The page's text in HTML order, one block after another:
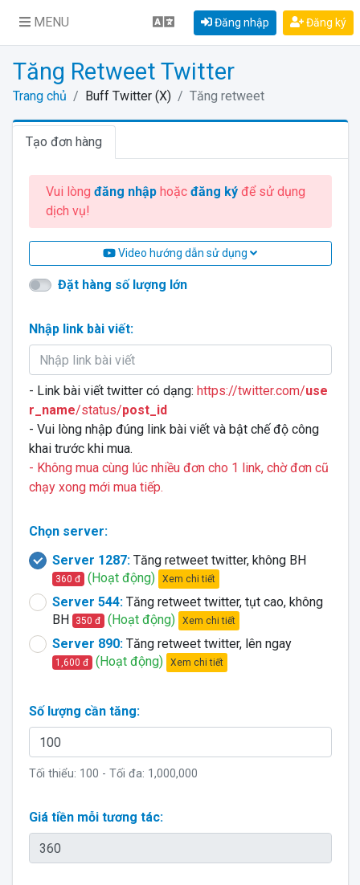
MENU Đăng nhập Đăng ký
Tăng Retweet Twitter
Trang chủ Buff Twitter (X) Tăng retweet
Tạo đơn hàng
Vui lòng đăng nhậphoặc đăng kýđể sử dụng
dịch vụ!
Video hướng dẫn sử dụng
Đặt hàng số lượng lớn
Nhập link bài viết:
- Link bài viết twitter có dạng: https://twitter.com/use
r_name/status/post_id
- Vui lòng nhập đúng link bài viết và bật chế độ công
khai trước khi mua.
- Không mua cùng lúc nhiều đơn cho 1 link, chờ đơn cũ
chạy xong mới mua tiếp.
Chọn server:
Server 1287:Tăng retweet twitter, không BH
360 đ (Hoạt động) Xem chi tiết
Server 544:Tăng retweet twitter, tụt cao, không
BH
350 đ (Hoạt động) Xem chi tiết
Server 890:Tăng retweet twitter, lên ngay
1,600 đ (Hoạt động) Xem chi tiết
Số lượng cần tăng:
Tối thiểu: 100 - Tối đa: 1,000,000
Giá tiền mỗi tương tác: